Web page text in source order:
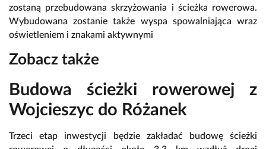
zostaną przebudowana skrzyżowania i ścieżka rowerowa.
Wybudowana zostanie także wyspa spowalniająca wraz
oświetleniem i znakami aktywnymi
Zobacz także
Budowa ścieżki rowerowej z
Wojcieszyc do Różanek
Trzeci etap inwestycji będzie zakładać budowę ścieżki